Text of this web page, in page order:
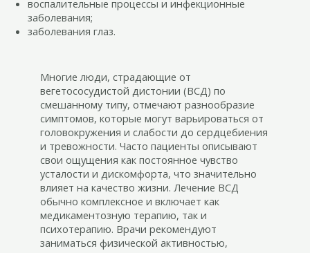
воспалительные процессы и инфекционные
заболевания;
заболевания глаз.
Многие люди, страдающие от
вегетососудистой дистонии (ВСД) по
смешанному типу, отмечают разнообразие
симптомов, которые могут варьироваться от
головокружения и слабости до сердцебиения
и тревожности. Часто пациенты описывают
свои ощущения как постоянное чувство
усталости и дискомфорта, что значительно
влияет на качество жизни. Лечение ВСД
обычно комплексное и включает как
медикаментозную терапию, так и
психотерапию. Врачи рекомендуют
заниматься физической активностью,